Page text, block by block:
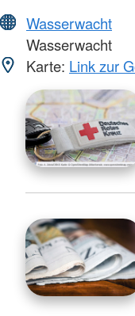
Wasserwacht
Wasserwacht
Karte: Link zur